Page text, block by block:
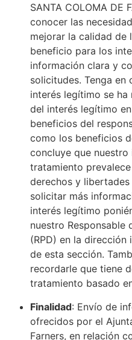
SANTA COLOMA DE
conocer las
mejorar la calidad de
beneficio para los
información clara y
solicitudes. Tenga en
interés legítimo se
del interés legítimo
beneficios del
como los beneficios
concluye que
tratamiento
derechos y libertades
solicitar más
interés legítimo
nuestro Responsable
(RPD) en la
de esta sección.
recordarle que tiene
tratamiento basado
Finalidad: Envío de
ofrecidos por el
Farners, en relación